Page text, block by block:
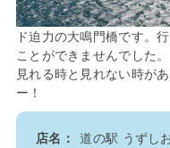
ド迫力の大鳴門橋です。
ことができませんでした
見れる時と見れない時が
ー！
店名：
道の駅 うずし